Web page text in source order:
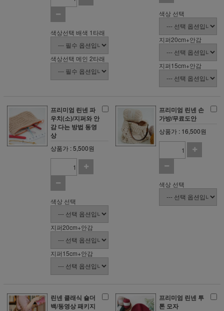
색상선택 배색 1타래
색상선택 메인 2타래
색상 선택
지퍼20cm+안감
지퍼15cm+안감
프리미엄 린넨 파
우치(소)/지퍼와 안
감 다는 방법 동영
상
상품가 : 5,500원
색상 선택
지퍼20cm+안감
지퍼15cm+안감
프리미엄 린넨 손
가방/무료도안
상품가 : 16,500원
색상 선택
린넨 클래식 숄더
백/동영상 패키지
프리미엄 린넨 투
톤 모자